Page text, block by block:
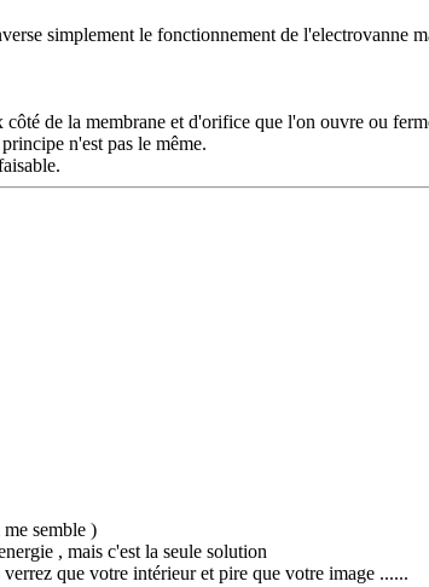
simplement le fonctionnement de l'electrovanne
de la membrane et d'orifice que l'on ouvre ou
n'est pas le même.
semble )
, mais c'est la seule solution
que votre intérieur et pire que votre image ......